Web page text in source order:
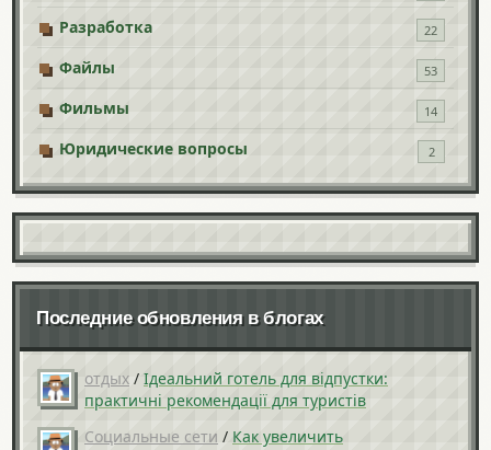
Разработка 22
Файлы 53
Фильмы 14
Юридические вопросы 2
Последние обновления в блогах
отдых / Ідеальний готель для відпустки:
практичні рекомендації для туристів
Социальные сети / Как увеличить